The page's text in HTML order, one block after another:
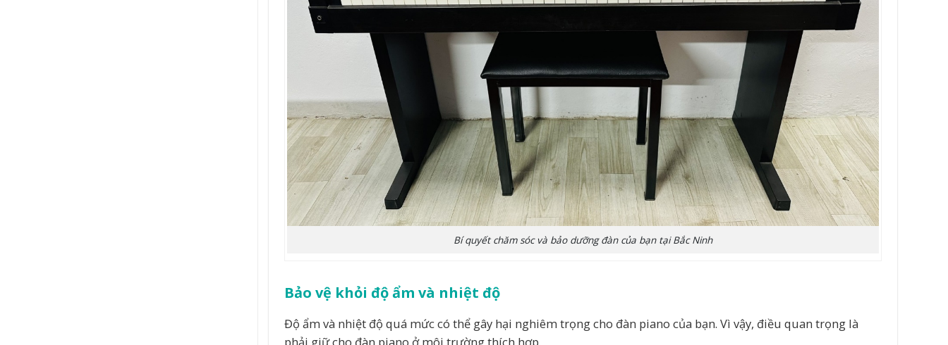
Bí quyết chăm sóc và bảo dưỡng đàn của bạn tại Bắc Ninh
Bảo vệ khỏi độ ẩm và nhiệt độ
Độ ẩm và nhiệt độ quá mức có thể gây hại nghiêm trọng cho đàn piano của bạn. Vì vậy, điều quan trọng là